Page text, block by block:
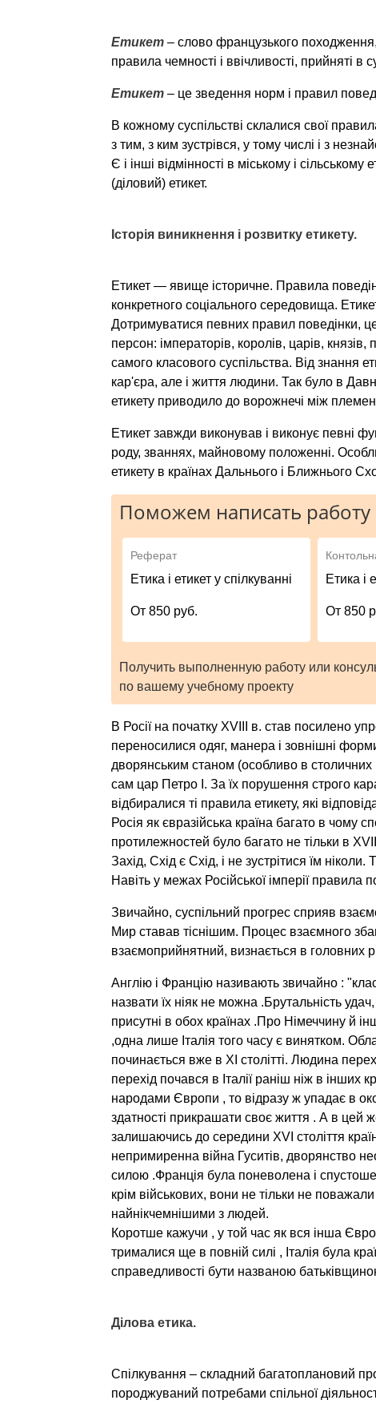
Етикет– слово французького
правила чемності і ввічливості, прийняті в
Етикет– це зведення норм і правил
В кожному суспільстві склалися свої
з тим, з ким зустрівся, у тому числі і з
Є і інші відмінності в міському і
(діловий) етикет.
Історія виникнення і розвитку етикету.
Етикет — явище історичне. Правила
конкретного соціального середовища.
Дотримуватися певних правил поведінки,
персон: імператорів, королів, царів, князів,
самого класового суспільства. Від знання
кар'єра, але і життя людини. Так було в
етикету приводило до ворожнечі між
Етикет завжди виконував і виконує певні
роду, званнях, майновому положенні.
етикету в країнах Дальнього і Ближнього
Поможем написать
Реферат
Етика і етикет у спілкуванні
От 850 руб.
Етика і
От 850
Получить выполненную работу или
по вашему учебному проекту
В Росії на початку XVIII в. став посилено
переносилися одяг, манера і зовнішні
дворянським станом (особливо в столичних
сам цар Петро І. За їх порушення строго
відбиралися ті правила етикету, які
Росія як євразійська країна багато в чому
протилежностей було багато не тільки в
Захід, Схід є Схід, і не зустрітися їм
Навіть у межах Російської імперії правила
Звичайно, суспільний прогрес сприяв
Мир ставав тіснішим. Процес взаємного
взаємоприйнятний, визнається в головних
Англію і Францію називають звичайно :
назвати їх ніяк не можна .Брутальність удач,
присутні в обох країнах .Про Німеччину й
,одна лише Італія того часу є винятком.
починається вже в XІ столітті. Людина
перехід почався в Італії раніш ніж в інших
народами Європи , то відразу ж упадає в
здатності прикрашати своє життя . А в цей
залишаючись до середини XVІ століття
непримиренна війна Гуситів, дворянство
силою .Франція була поневолена і
крім військових, вони не тільки не
найнікчемнішими з людей.
Коротше кажучи , у той час як вся інша
трималися ще в повній силі , Італія була
справедливості бути названою
Ділова етика.
Спілкування – складний багатоплановий
породжуваний потребами спільної